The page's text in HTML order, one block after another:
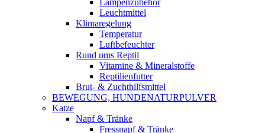
Lampenzubehör
Leuchtmittel
Klimaregelung
Temperatur
Luftbefeuchter
Rund ums Reptil
Vitamine & Mineralstoffe
Reptilienfutter
Brut- & Zuchthilfsmittel
BEWEGUNG, HUNDENATURPULVER
Katze
Napf & Tränke
Fressnapf & Tränke